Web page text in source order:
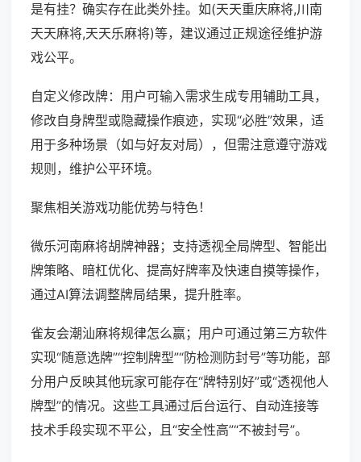
是有挂？确实存在此类外挂。如(天天重庆麻将,川南
天天麻将,天天乐麻将)等，建议通过正规途径维护游
戏公平。
自定义修改牌：用户可输入需求生成专用辅助工具，
修改自身牌型或隐藏操作痕迹，实现“必胜”效果，适
用于多种场景（如与好友对局），但需注意遵守游戏
规则，维护公平环境。
聚焦相关游戏功能优势与特色！
微乐河南麻将胡牌神器；支持透视全局牌型、智能出
牌策略、暗杠优化、提高好牌率及快速自摸等操作，
通过AI算法调整牌局结果，提升胜率。
雀友会潮汕麻将规律怎么赢；用户可通过第三方软件
实现“随意选牌”“控制牌型”“防检测防封号”等功能，部
分用户反映其他玩家可能存在“牌特别好”或“透视他人
牌型”的情况。这些工具通过后台运行、自动连接等
技术手段实现不平公，且“安全性高”“不被封号”。